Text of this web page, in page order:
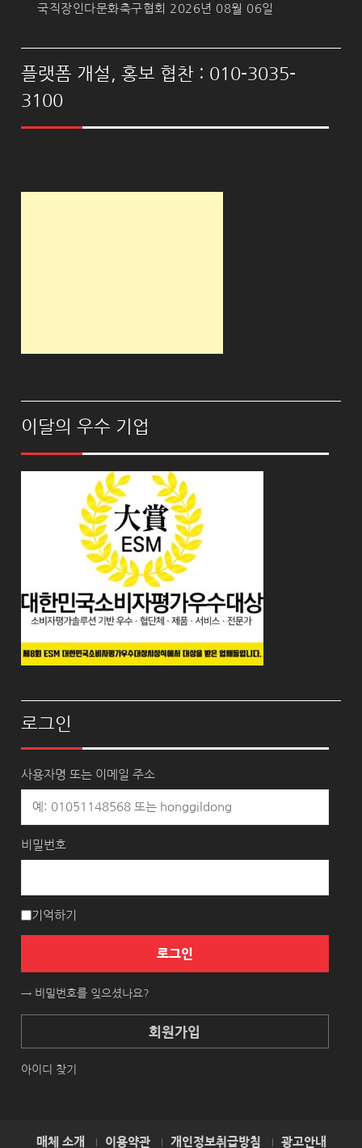
국직장인다문화축구협회 2026년 08월 06일
플랫폼 개설, 홍보 협찬 : 010-3035-
3100
이달의 우수 기업
로그인
사용자명 또는 이메일 주소
비밀번호
기억하기
로그인
→ 비밀번호를 잊으셨나요?
회원가입
아이디 찾기
매체 소개 이용약관 개인정보취급방침 광고안내